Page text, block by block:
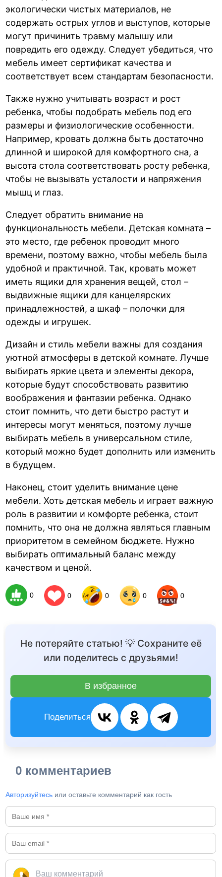
экологически чистых материалов, не
содержать острых углов и выступов, которые
могут причинить травму малышу или
повредить его одежду. Следует убедиться, что
мебель имеет сертификат качества и
соответствует всем стандартам безопасности.
Также нужно учитывать возраст и рост
ребенка, чтобы подобрать мебель под его
размеры и физиологические особенности.
Например, кровать должна быть достаточно
длинной и широкой для комфортного сна, а
высота стола соответствовать росту ребенка,
чтобы не вызывать усталости и напряжения
мышц и глаз.
Следует обратить внимание на
функциональность мебели. Детская комната –
это место, где ребенок проводит много
времени, поэтому важно, чтобы мебель была
удобной и практичной. Так, кровать может
иметь ящики для хранения вещей, стол –
выдвижные ящики для канцелярских
принадлежностей, а шкаф – полочки для
одежды и игрушек.
Дизайн и стиль мебели важны для создания
уютной атмосферы в детской комнате. Лучше
выбирать яркие цвета и элементы декора,
которые будут способствовать развитию
воображения и фантазии ребенка. Однако
стоит помнить, что дети быстро растут и
интересы могут меняться, поэтому лучше
выбирать мебель в универсальном стиле,
который можно будет дополнить или изменить
в будущем.
Наконец, стоит уделить внимание цене
мебели. Хоть детская мебель и играет важную
роль в развитии и комфорте ребенка, стоит
помнить, что она не должна являться главным
приоритетом в семейном бюджете. Нужно
выбирать оптимальный баланс между
качеством и ценой.
0 0 0 0 0
Не потеряйте статью! 💡 Сохраните её
или поделитесь с друзьями!
В избранное
Поделиться
0 комментариев
Авторизуйтесь или оставьте комментарий как гость